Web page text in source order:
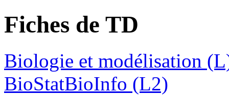
Fiches de TD
Biologie et modélisation
BioStatBioInfo (L2)